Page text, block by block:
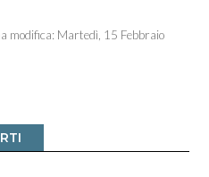
modifica: Martedì, 15 Febbraio